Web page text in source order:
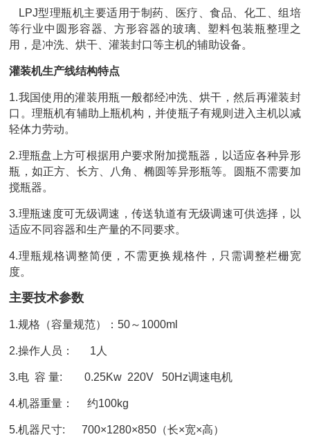
LPJ型理瓶机主要适用于制药、医疗、食品、化工、组培
等行业中圆形容器、方形容器的玻璃、塑料包装瓶整理之
用，是冲洗、烘干、灌装封口等主机的辅助设备。
灌装机生产线结构特点
1.我国使用的灌装用瓶一般都经冲洗、烘干，然后再灌装封
口。理瓶机有辅助上瓶机构，并使瓶子有规则进入主机以减
轻体力劳动。
2.理瓶盘上方可根据用户要求附加搅瓶器，以适应各种异形
瓶，如正方、长方、八角、椭圆等异形瓶等。圆瓶不需要加
搅瓶器。
3.理瓶速度可无级调速，传送轨道有无级调速可供选择，以
适应不同容器和生产量的不同要求。
4.理瓶规格调整简便，不需更换规格件，只需调整栏栅宽
度。
主要技术参数
1.规格（容量规范）：50～1000ml
2.操作人员： 1人
3.电 容 量: 0.25Kw 220V 50Hz调速电机
4.机器重量： 约100kg
5.机器尺寸: 700×1280×850（长×宽×高）